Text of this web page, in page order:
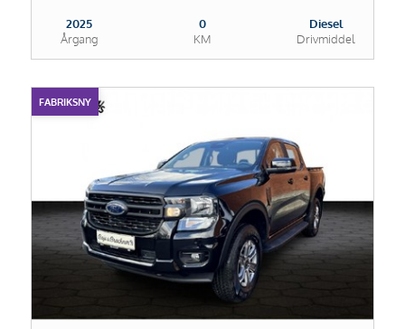
2025
Årgang
0
KM
Diesel
Drivmiddel
FABRIKSNY